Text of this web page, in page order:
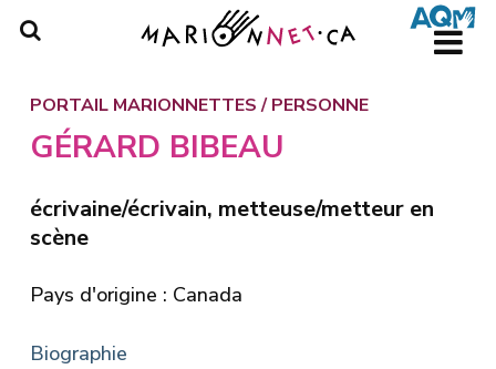
Skip
content
PORTAIL MARIONNETTES/PERSONNE
GÉRARD BIBEAU
écrivaine/écrivain, metteuse/metteur en
scène
Pays d'origine : Canada
Biographie